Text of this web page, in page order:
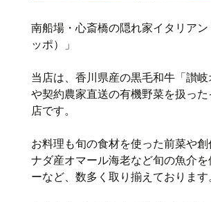
南船場・心斎橋の隠れ家イタリアン
ッポ）」
当店は、香川県産の黒毛和牛「讃岐
や契約農家直送の有機野菜を扱っ
店です。
お料理も旬の食材を使った前菜や
ナダ産オマール海老など旬の魚介を
ーなど、数多く取り揃えております